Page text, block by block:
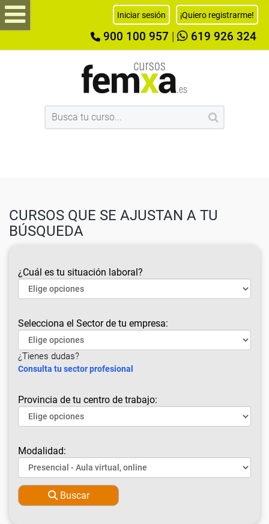
Iniciar sesión ¡Quiero registrarme!
900 100 957 619 926 324
CURSOS QUE SE AJUSTAN A TU
BÚSQUEDA
¿Cuál es tu situación laboral?
Selecciona el Sector de tu empresa:
¿Tienes dudas?
Consulta tu sector profesional
Provincia de tu centro de trabajo:
Modalidad:
Buscar